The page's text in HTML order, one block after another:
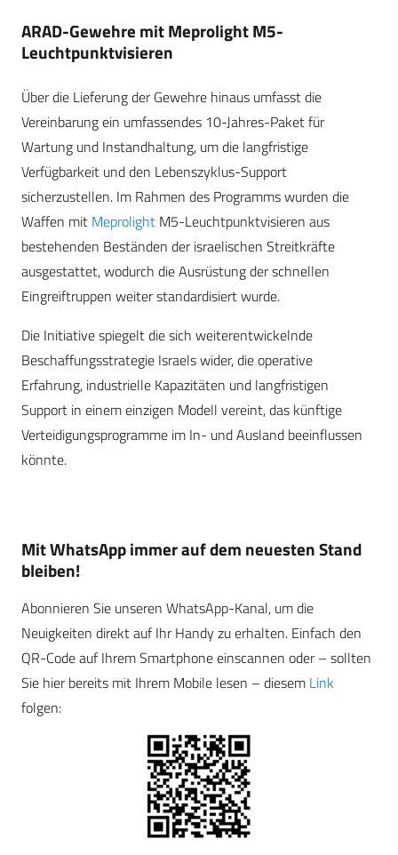
ARAD-Gewehre mit Meprolight M5-
Leuchtpunktvisieren
Über die Lieferung der Gewehre hinaus umfasst die
Vereinbarung ein umfassendes 10-Jahres-Paket für
Wartung und Instandhaltung, um die langfristige
Verfügbarkeit und den Lebenszyklus-Support
sicherzustellen. Im Rahmen des Programms wurden die
Waffen mit Meprolight M5-Leuchtpunktvisieren aus
bestehenden Beständen der israelischen Streitkräfte
ausgestattet, wodurch die Ausrüstung der schnellen
Eingreiftruppen weiter standardisiert wurde.
Die Initiative spiegelt die sich weiterentwickelnde
Beschaffungsstrategie Israels wider, die operative
Erfahrung, industrielle Kapazitäten und langfristigen
Support in einem einzigen Modell vereint, das künftige
Verteidigungsprogramme im In- und Ausland beeinflussen
könnte.
Mit WhatsApp immer auf dem neuesten Stand
bleiben!
Abonnieren Sie unseren WhatsApp-Kanal, um die
Neuigkeiten direkt auf Ihr Handy zu erhalten. Einfach den
QR-Code auf Ihrem Smartphone einscannen oder – sollten
Sie hier bereits mit Ihrem Mobile lesen – diesem Link
folgen: